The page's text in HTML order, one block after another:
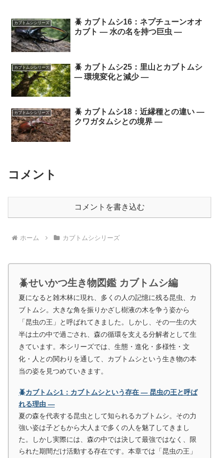
カブトムシシリーズ
🪲 カブトムシ16：ネプチューンオオ
カブト ― 水の名を持つ巨虫 ―
カブトムシシリーズ
🪲 カブトムシ25：里山とカブトムシ
― 環境変化と減少 ―
カブトムシシリーズ
🪲 カブトムシ18：近縁種との違い ―
クワガタムシとの境界 ―
コメント
コメントを書き込む
ホーム カブトムシシリーズ
🪲せいかつ生き物図鑑 カブトムシ編
夏になると雑木林に現れ、多くの人の記憶に残る昆虫、カ
ブトムシ。大きな角を振りかざし樹液の木を争う姿から
「昆虫の王」と呼ばれてきました。しかし、その一生の大
半は土の中で過ごされ、森の循環を支える分解者として生
きています。本シリーズでは、生態・進化・多様性・文
化・人との関わりを通して、カブトムシという生き物の本
当の姿を見つめていきます。
🪲カブトムシ1：カブトムシという存在 ― 昆虫の王と呼ば
れる理由 ―
夏の森を代表する昆虫として知られるカブトムシ。その力
強い姿は子どもから大人まで多くの人を魅了してきまし
た。しかし実際には、森の中では決して最強ではなく、限
られた期間だけ活動する存在です。本章では「昆虫の王」